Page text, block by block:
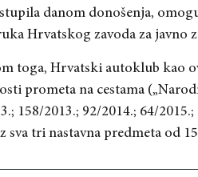
danom donošenja,
Hrvatskog zavoda za javno
toga, Hrvatski autoklub kao
prometa na cestama
158/2013.; 92/2014.; 64/
sva tri nastavna predmeta od